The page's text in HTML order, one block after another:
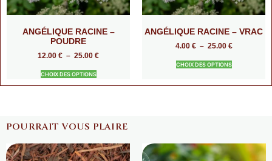
ANGÉLIQUE RACINE –
POUDRE
12.00 € – 25.00 €
CHOIX DES OPTIONS
ANGÉLIQUE RACINE – VRAC
4.00 € – 25.00 €
CHOIX DES OPTIONS
POURRAIT VOUS PLAIRE